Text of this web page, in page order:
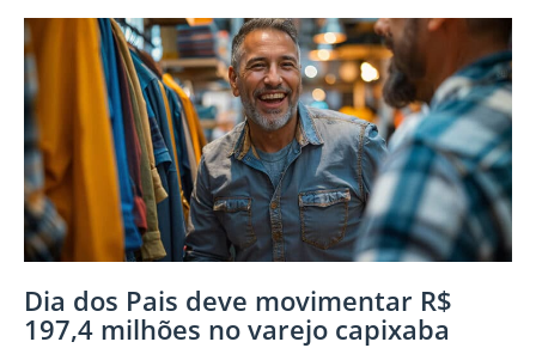
Dia dos Pais deve movimentar R$
197,4 milhões no varejo capixaba